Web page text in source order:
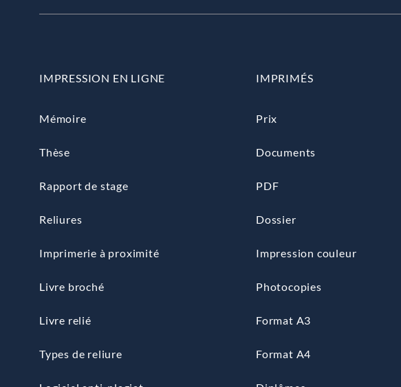
IMPRESSION EN LIGNE
Mémoire
Thèse
Rapport de stage
Reliures
Imprimerie à proximité
Livre broché
Livre relié
Types de reliure
IMPRIMÉS
Prix
Documents
PDF
Dossier
Impression couleur
Photocopies
Format A3
Format A4